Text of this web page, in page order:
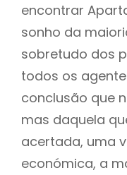
encontrar
sonho da
sobretudo dos
todos os
conclusão que
mas daquela
acertada, uma
económica, a